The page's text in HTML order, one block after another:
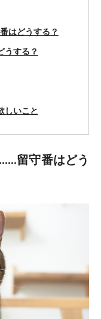
はどうする？
うする？
しいこと
留守番はどう